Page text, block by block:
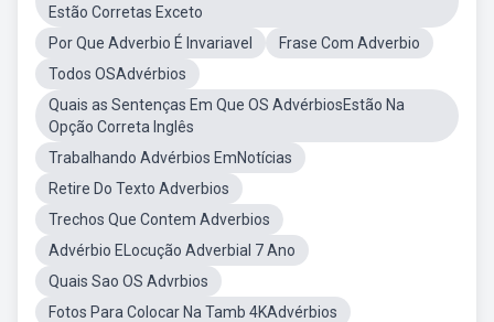
Estão Corretas Exceto
Por Que Adverbio É Invariavel
Frase Com Adverbio
Todos OSAdvérbios
Quais as Sentenças Em Que OS AdvérbiosEstão Na
Opção Correta Inglês
Trabalhando Advérbios EmNotícias
Retire Do Texto Adverbios
Trechos Que Contem Adverbios
Advérbio ELocução Adverbial 7 Ano
Quais Sao OS Advrbios
Fotos Para Colocar Na Tamb 4KAdvérbios